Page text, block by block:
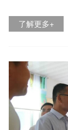
食品杀菌工
 2022-12-11
食品杀菌技术
了解更多 +
了解更多+